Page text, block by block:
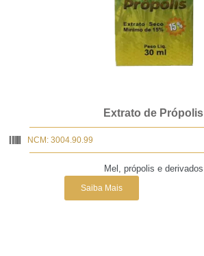
Extrato de Própolis
NCM: 3004.90.99
Mel, própolis e derivados
Saiba Mais